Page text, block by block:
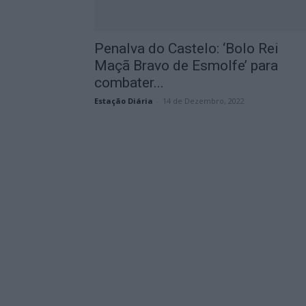
Penalva do Castelo: ‘Bolo Rei
Maçã Bravo de Esmolfe’ para
combater...
Estação Diária 14 de Dezembro, 2022